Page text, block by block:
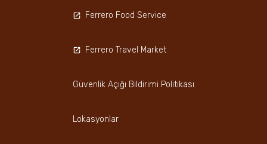
Ferrero Food Service
Ferrero Travel Market
Güvenlik Açığı Bildirimi Politikası
Lokasyonlar